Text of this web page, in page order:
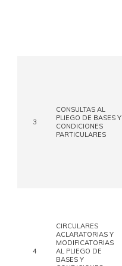
3
CONSULTAS AL
PLIEGO DE BASES Y
CONDICIONES
PARTICULARES
4
CIRCULARES
ACLARATORIAS Y
MODIFICATORIAS
AL PLIEGO DE
BASES Y